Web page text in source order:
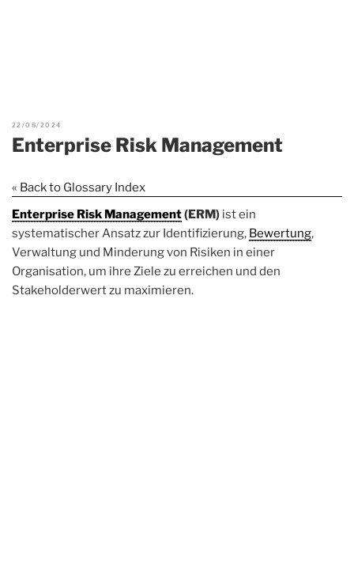
22/08/2024
Enterprise Risk Management
« Back to Glossary Index
Enterprise Risk Management(ERM) ist ein
systematischer Ansatz zur Identifizierung, Bewertung,
Verwaltung und Minderung von Risiken in einer
Organisation, um ihre Ziele zu erreichen und den
Stakeholderwert zu maximieren.